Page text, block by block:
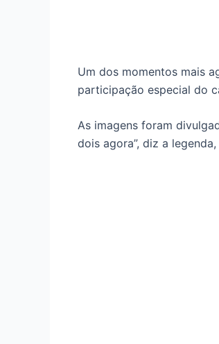
Um dos momentos mais
participação especial do
As imagens foram
dois agora”, diz a